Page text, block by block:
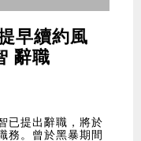
早續約風
辭職
已提出辭職，將於
務。曾於黑暴期間